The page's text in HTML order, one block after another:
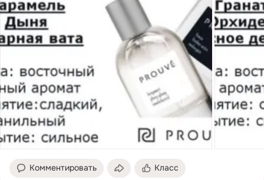
Комментировать Класс